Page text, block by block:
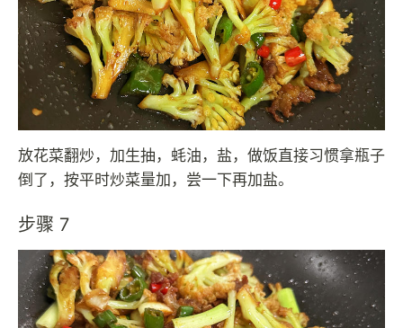
放花菜翻炒，加生抽，蚝油，盐，做饭直接习惯拿瓶子
倒了，按平时炒菜量加，尝一下再加盐。
步骤 7